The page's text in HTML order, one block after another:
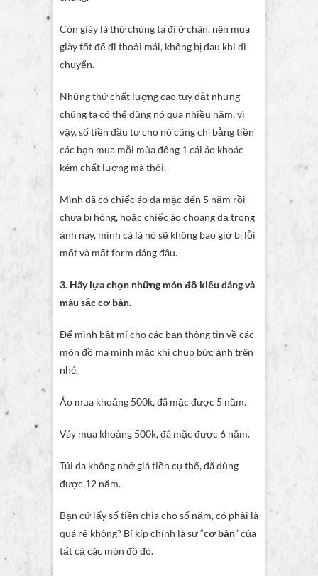
Còn giày là thứ chúng ta đi ở chân, nên mua
giày tốt để đi thoải mái, không bị đau khi di
chuyển.
Những thứ chất lượng cao tuy đắt nhưng
chúng ta có thể dùng nó qua nhiều năm, vì
vậy, số tiền đầu tư cho nó cũng chỉ bằng tiền
các bạn mua mỗi mùa đông 1 cái áo khoác
kém chất lượng mà thôi.
Mình đã có chiếc áo da mặc đến 5 năm rồi
chưa bị hỏng, hoặc chiếc áo choàng dạ trong
ảnh này, mình cá là nó sẽ không bao giờ bị lỗi
mốt và mất form dáng đâu.
3. Hãy lựa chọn những món đồ kiểu dáng và
màu sắc cơ bản.
Để mình bật mí cho các bạn thông tin về các
món đồ mà mình mặc khi chụp bức ảnh trên
nhé.
Áo mua khoảng 500k, đã mặc được 5 năm.
Váy mua khoảng 500k, đã mặc được 6 năm.
Túi da không nhớ giá tiền cụ thể, đã dùng
được 12 năm.
Bạn cứ lấy số tiền chia cho số năm, có phải là
quá rẻ không? Bí kíp chính là sự “cơ bản” của
tất cả các món đồ đó.